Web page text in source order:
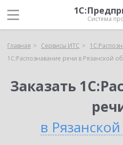
Система
Главная Сервисы ИТС
1С:Распознавание речи в Рязанской
Заказать
в